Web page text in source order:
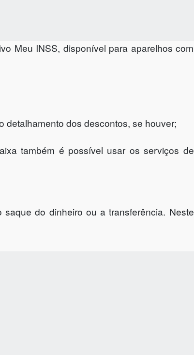
Meu INSS, disponível para aparelhos com
detalhamento dos descontos, se houver;
também é possível usar os serviços de
do dinheiro ou a transferência. Neste